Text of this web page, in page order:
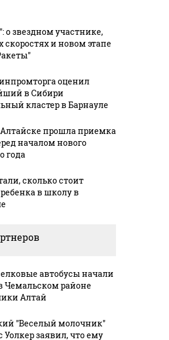
18
готовую еду из
о звездном участнике,
скоростях и новом этапе
оценил
в Сибири
кластер в Барнауле
прошла приемка
началом нового
года
сколько стоит
в школу в
автобусы начали
Чемальском районе
Алтай
"Веселый молочник"
Уолкер заявил, что ему